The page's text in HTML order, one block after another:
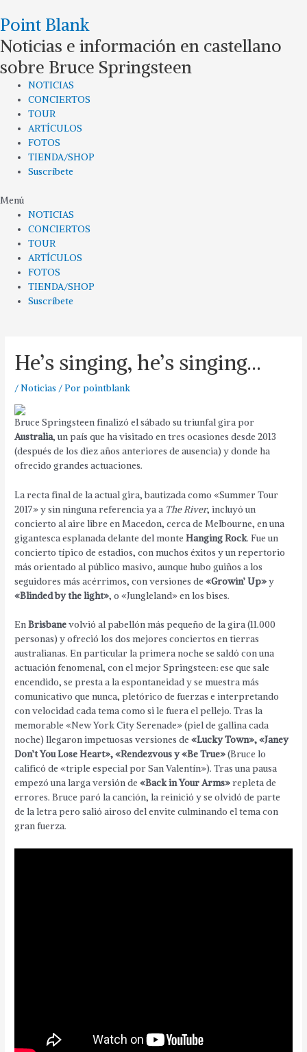
al
Point Blank
Noticias e información en castellano
sobre Bruce Springsteen
NOTICIAS
CONCIERTOS
TOUR
ARTÍCULOS
FOTOS
TIENDA/SHOP
Suscríbete
Menú
NOTICIAS
CONCIERTOS
TOUR
ARTÍCULOS
FOTOS
TIENDA/SHOP
Suscríbete
He’s singing, he’s singing…
/Noticias / Porpointblank
Bruce Springsteen finalizó el sábado su triunfal gira por
Australia, un país que ha visitado en tres ocasiones desde 2013
(después de los diez años anteriores de ausencia) y donde ha
ofrecido grandes actuaciones.
La recta final de la actual gira, bautizada como «Summer Tour
2017» y sin ninguna referencia ya a The River, incluyó un
concierto al aire libre en Macedon, cerca de Melbourne, en una
gigantesca esplanada delante del monteHanging Rock. Fue un
concierto típico de estadios, con muchos éxitos y un repertorio
más orientado al público masivo, aunque hubo guiños a los
seguidores más acérrimos, con versiones de«Growin’ Up»y
«Blinded by the light», o «Jungleland» en los bises.
EnBrisbanevolvió al pabellón más pequeño de la gira (11.000
personas) y ofreció los dos mejores conciertos en tierras
australianas. En particular la primera noche se saldó con una
actuación fenomenal, con el mejor Springsteen: ese que sale
encendido, se presta a la espontaneidad y se muestra más
comunicativo que nunca, pletórico de fuerzas e interpretando
con velocidad cada tema como si le fuera el pellejo. Tras la
memorable «New York City Serenade» (piel de gallina cada
noche) llegaron impetuosas versiones de«Lucky Town», «Janey
Don’t You Lose Heart», «Rendezvous y «Be True»(Bruce lo
calificó de «triple especial por San Valentín»). Tras una pausa
empezó una larga versión de«Back in Your Arms»repleta de
errores. Bruce paró la canción, la reinició y se olvidó de parte
de la letra pero salió airoso del envite culminando el tema con
gran fuerza.